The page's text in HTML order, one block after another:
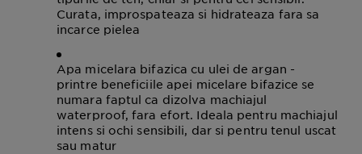
Curata, improspateaza si hidrateaza fara sa
incarce pielea
Apa micelara bifazica cu ulei de argan -
printre beneficiile apei micelare bifazice se
numara faptul ca dizolva machiajul
waterproof, fara efort. Ideala pentru machiajul
intens si ochi sensibili, dar si pentru tenul uscat
sau matur